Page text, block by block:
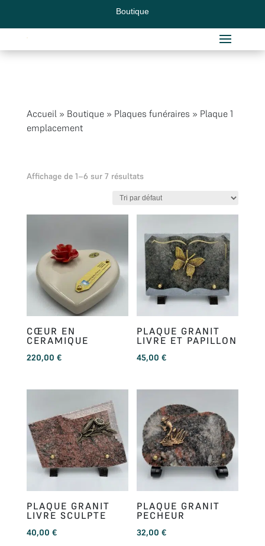
Boutique
Accueil» Boutique» Plaques funéraires » Plaque 1
emplacement
Affichage de 1–6 sur 7 résultats
CŒUR EN
CERAMIQUE
220,00 €
PLAQUE GRANIT
LIVRE ET PAPILLON
45,00€
PLAQUE GRANIT
LIVRE SCULPTE
40,00 €
PLAQUE GRANIT
PECHEUR
32,00€